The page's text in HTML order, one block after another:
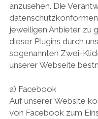
anzusehen. Die
jeweiligen Anbieter zu
dieser Plugins durch
sogenannten Zwei-
unserer Webseite
a) Facebook
Auf unserer Website
von Facebook zum